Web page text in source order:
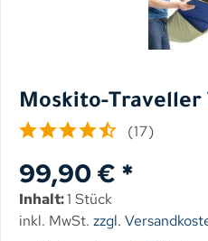
Moskito-Traveller
(17)
99,90 € *
Inhalt:1 Stück
inkl. MwSt. zzgl.